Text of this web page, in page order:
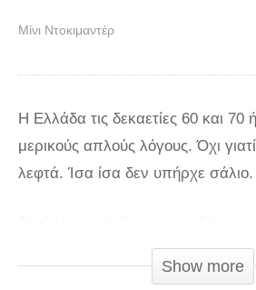
Άκολη: Η ελληνική
Μίνι Ντοκιμαντέρ
Η Ελλάδα τις δεκαετίες 60 και 70
μερικούς απλούς λόγους. Όχι
λεφτά. Ίσα ίσα δεν υπήρχε σάλιο.
πραγματικά. Τώρα όλα γίνονται
Show more